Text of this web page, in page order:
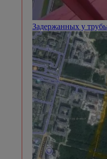
Задержанных у